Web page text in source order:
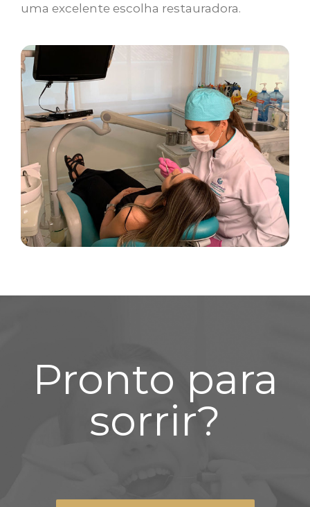
uma excelente escolha restauradora.
Pronto para
sorrir?